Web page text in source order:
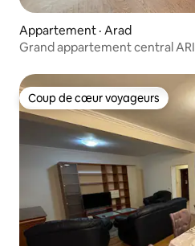
Appartement · Arad
Grand appartement central ARI
Coup de cœur voyageurs
Coup de cœur voyageurs